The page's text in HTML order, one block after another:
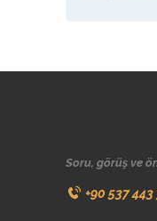
Soru, görüş ve
+90 537 443